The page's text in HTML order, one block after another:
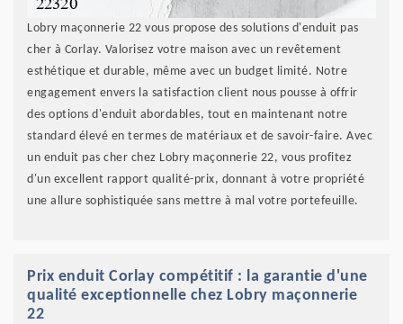
Lobry maçonnerie 22 vous propose des solutions d'enduit pas
cher à Corlay. Valorisez votre maison avec un revêtement
esthétique et durable, même avec un budget limité. Notre
engagement envers la satisfaction client nous pousse à offrir
des options d'enduit abordables, tout en maintenant notre
standard élevé en termes de matériaux et de savoir-faire. Avec
un enduit pas cher chez Lobry maçonnerie 22, vous profitez
d'un excellent rapport qualité-prix, donnant à votre propriété
une allure sophistiquée sans mettre à mal votre portefeuille.
Prix enduit Corlay compétitif : la garantie d'une
qualité exceptionnelle chez Lobry maçonnerie
22